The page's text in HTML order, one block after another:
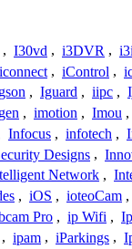
, I30vd , i3DVR ,
iconnect , iControl ,
, Iguard , iipc ,
, imotion , Imou ,
Infocus , infotech ,
Designs ,
Network ,
, iOS , ioteoCam ,
Pro , ip Wifi ,
, ipam , iParkings ,